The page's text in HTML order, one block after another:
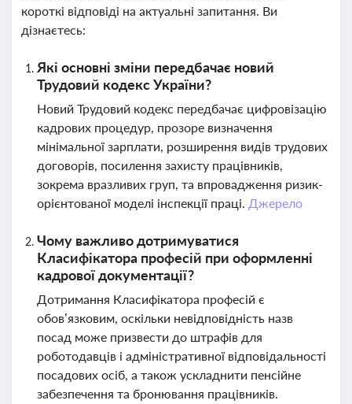
короткі відповіді на актуальні запитання. Ви
дізнаєтесь:
Які основні зміни передбачає новий
Трудовий кодекс України?
Новий Трудовий кодекс передбачає цифровізацію
кадрових процедур, прозоре визначення
мінімальної зарплати, розширення видів трудових
договорів, посилення захисту працівників,
зокрема вразливих груп, та впровадження ризик-
орієнтованої моделі інспекції праці. Джерело
Чому важливо дотримуватися
Класифікатора професій при оформленні
кадрової документації?
Дотримання Класифікатора професій є
обов’язковим, оскільки невідповідність назв
посад може призвести до штрафів для
роботодавців і адміністративної відповідальності
посадових осіб, а також ускладнити пенсійне
забезпечення та бронювання працівників.